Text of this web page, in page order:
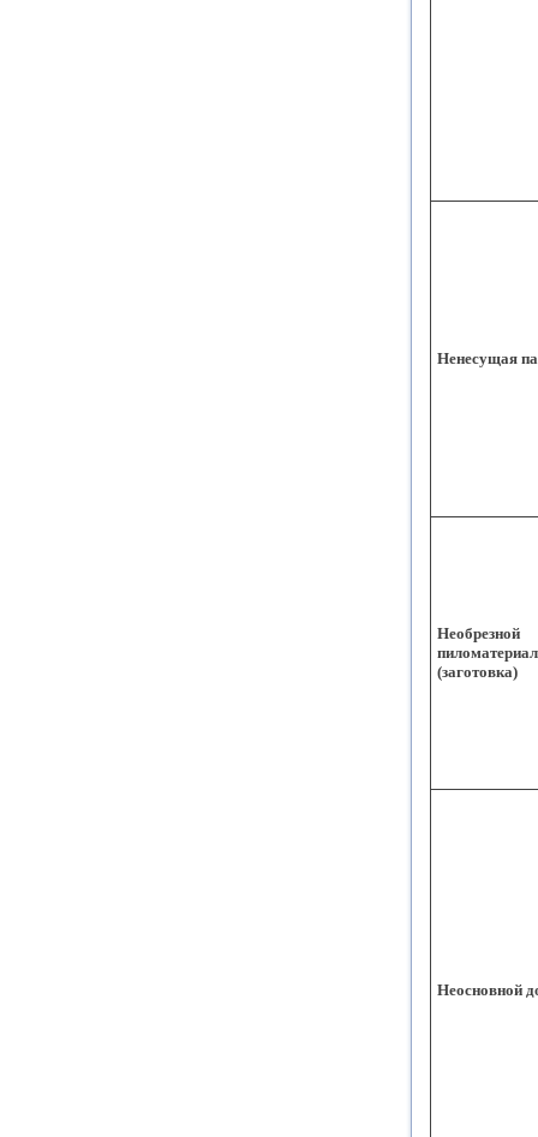
Ненесущая
Необрезной
пиломатериал
(заготовка)
Неосновной